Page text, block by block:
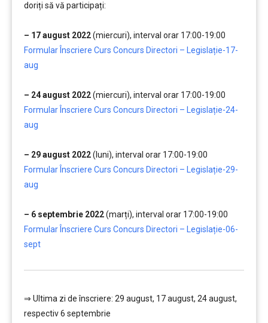
doriți să vă participați:
– 17 august 2022(miercuri), interval orar 17:00-19:00
Formular Înscriere Curs Concurs Directori – Legislație-17-
aug
– 24 august 2022(miercuri), interval orar 17:00-19:00
Formular Înscriere Curs Concurs Directori – Legislație-24-
aug
– 29 august 2022(luni), interval orar 17:00-19:00
Formular Înscriere Curs Concurs Directori – Legislație-29-
aug
– 6 septembrie 2022(marți), interval orar 17:00-19:00
Formular Înscriere Curs Concurs Directori – Legislație-06-
sept
⇒ Ultima zi de înscriere: 29 august, 17 august, 24 august,
respectiv 6 septembrie